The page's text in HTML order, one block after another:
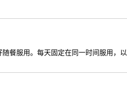
餐服用。每天固定在同一时间服用，以